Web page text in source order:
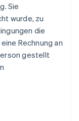
Sie
wurde, zu
die
Rechnung an
gestellt